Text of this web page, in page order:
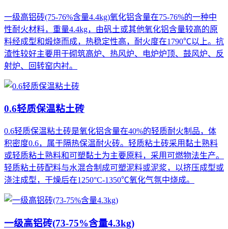
一级高铝砖(75-76%含量4.4kg)氧化铝含量在75-76%的一种中
性耐火材料，重量4.4kg，由矾土或其他氧化铝含量较高的原
料经成型和煅烧而成，热稳定性高，耐火度在1790℃以上。抗
渣性较好主要用于砌筑高炉、热风炉、电炉炉顶、鼓风炉、反
射炉、回转窑内衬。
0.6轻质保温粘土砖
0.6轻质保温粘土砖是氧化铝含量在40%的轻质耐火制品，体
积密度0.6，属于隔热保温耐火砖。轻质粘土砖采用黏土熟料
或轻质粘土熟料和可塑黏土为主要原料，采用可燃物法生产。
轻质粘土砖配料与水混合制成可塑泥料或泥浆，以挤压成型或
浇注成型，干燥后在1250°C-1350℃氧化气氛中烧成。
一级高铝砖(73-75%含量4.3kg)